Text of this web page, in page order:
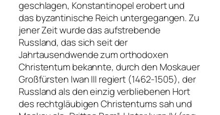
geschlagen, Konstantinopel erobert und
das byzantinische Reich untergegangen. Zu
jener Zeit wurde das aufstrebende
Russland, das sich seit der
Jahrtausendwende zum orthodoxen
Christentum bekannte, durch den Moskauer
Großfürsten Iwan III regiert (1462-1505), der
Russland als den einzig verbliebenen Hort
des rechtgläubigen Christentums sah und